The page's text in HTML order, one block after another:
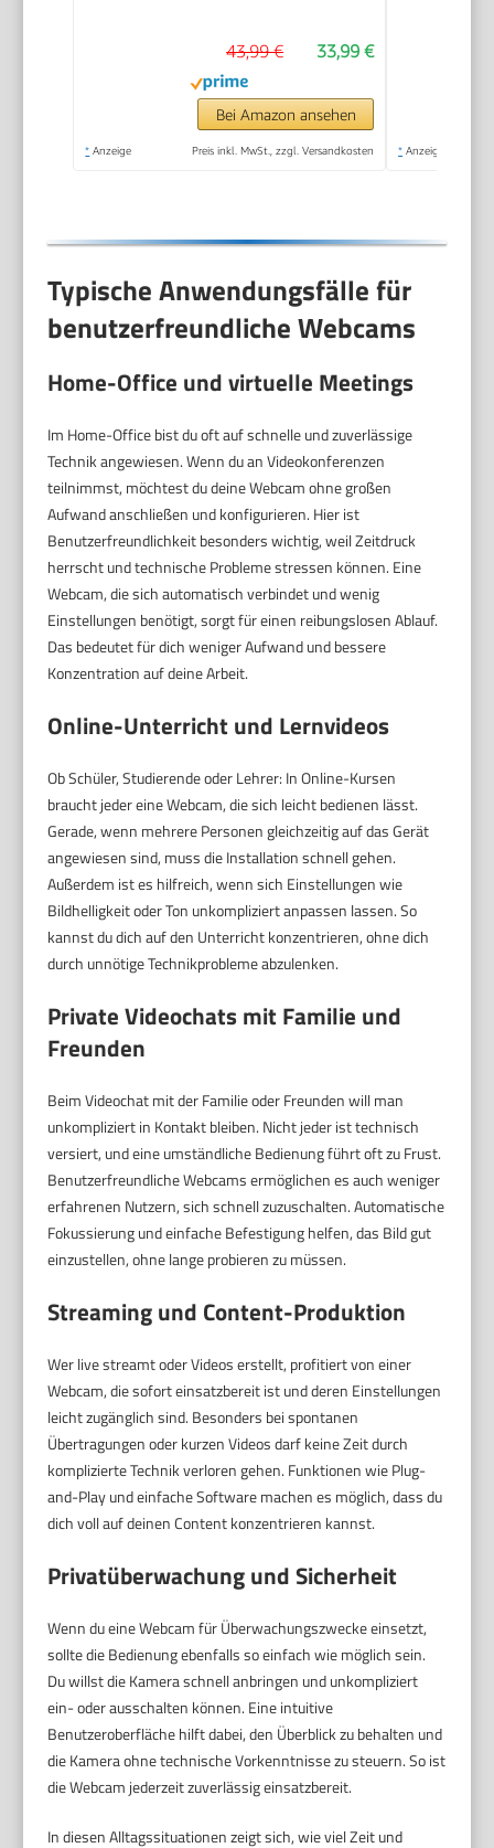
33,99 €
43,99 €
Bei Amazon ansehen
* Anzeige Preis inkl. MwSt., zzgl. Versandkosten * Anzeige
Typische Anwendungsfälle für
benutzerfreundliche Webcams
Home-Office und virtuelle Meetings
Im Home-Office bist du oft auf schnelle und zuverlässige
Technik angewiesen. Wenn du an Videokonferenzen
teilnimmst, möchtest du deine Webcam ohne großen
Aufwand anschließen und konfigurieren. Hier ist
Benutzerfreundlichkeit besonders wichtig, weil Zeitdruck
herrscht und technische Probleme stressen können. Eine
Webcam, die sich automatisch verbindet und wenig
Einstellungen benötigt, sorgt für einen reibungslosen Ablauf.
Das bedeutet für dich weniger Aufwand und bessere
Konzentration auf deine Arbeit.
Online-Unterricht und Lernvideos
Ob Schüler, Studierende oder Lehrer: In Online-Kursen
braucht jeder eine Webcam, die sich leicht bedienen lässt.
Gerade, wenn mehrere Personen gleichzeitig auf das Gerät
angewiesen sind, muss die Installation schnell gehen.
Außerdem ist es hilfreich, wenn sich Einstellungen wie
Bildhelligkeit oder Ton unkompliziert anpassen lassen. So
kannst du dich auf den Unterricht konzentrieren, ohne dich
durch unnötige Technikprobleme abzulenken.
Private Videochats mit Familie und
Freunden
Beim Videochat mit der Familie oder Freunden will man
unkompliziert in Kontakt bleiben. Nicht jeder ist technisch
versiert, und eine umständliche Bedienung führt oft zu Frust.
Benutzerfreundliche Webcams ermöglichen es auch weniger
erfahrenen Nutzern, sich schnell zuzuschalten. Automatische
Fokussierung und einfache Befestigung helfen, das Bild gut
einzustellen, ohne lange probieren zu müssen.
Streaming und Content-Produktion
Wer live streamt oder Videos erstellt, profitiert von einer
Webcam, die sofort einsatzbereit ist und deren Einstellungen
leicht zugänglich sind. Besonders bei spontanen
Übertragungen oder kurzen Videos darf keine Zeit durch
komplizierte Technik verloren gehen. Funktionen wie Plug-
and-Play und einfache Software machen es möglich, dass du
dich voll auf deinen Content konzentrieren kannst.
Privatüberwachung und Sicherheit
Wenn du eine Webcam für Überwachungszwecke einsetzt,
sollte die Bedienung ebenfalls so einfach wie möglich sein.
Du willst die Kamera schnell anbringen und unkompliziert
ein- oder ausschalten können. Eine intuitive
Benutzeroberfläche hilft dabei, den Überblick zu behalten und
die Kamera ohne technische Vorkenntnisse zu steuern. So ist
die Webcam jederzeit zuverlässig einsatzbereit.
In diesen Alltagssituationen zeigt sich, wie viel Zeit und